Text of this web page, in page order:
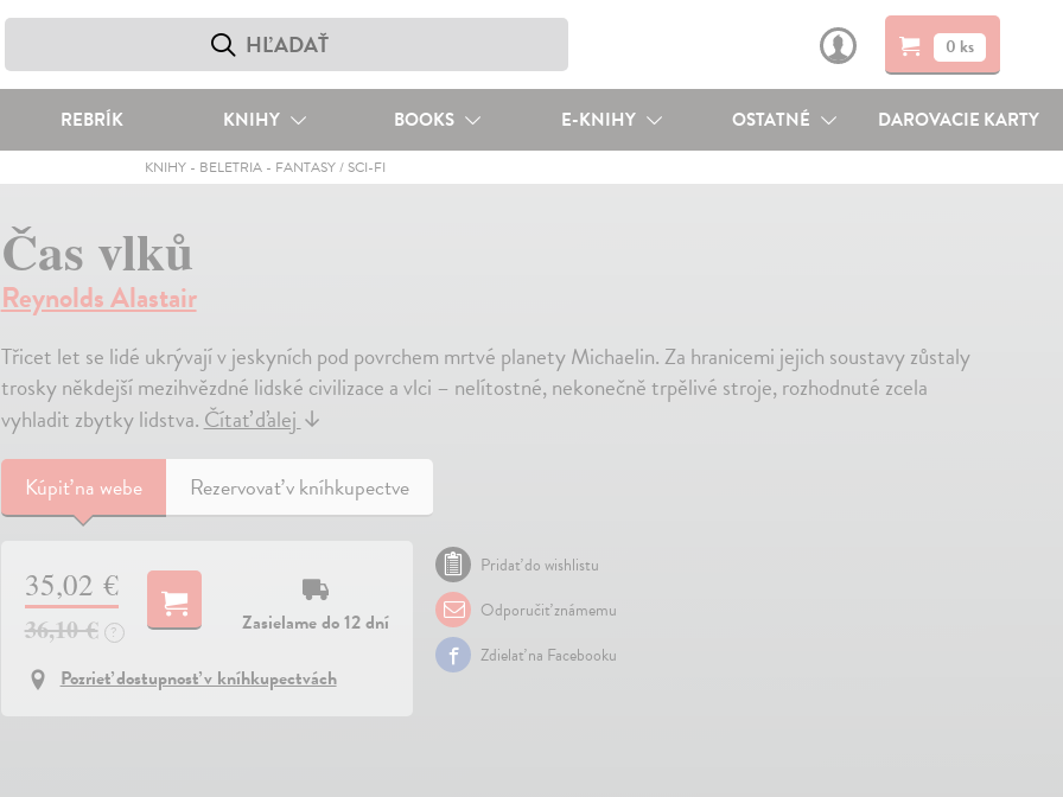
0 ks
REBRÍK KNIHY BOOKS E-KNIHY OSTATNÉ DAROVACIE KARTY
KNIHY - BELETRIA - FANTASY / SCI-FI
Čas vlků
Reynolds Alastair
Třicet let se lidé ukrývají v jeskyních pod povrchem mrtvé planety Michaelin. Za hranicemi jejich soustavy zůstaly
trosky někdejší mezihvězdné lidské civilizace a vlci – nelítostné, nekonečně trpělivé stroje, rozhodnuté zcela
vyhladit zbytky lidstva.Čítať ďalej↓
Kúpiťna webe Rezervovať v kníhkupectve
35,02 €
36,10 € ?
Zasielame do 12 dní
Pozrieť dostupnosť v kníhkupectvách
Pridať do wishlistu
Odporučiť známemu
Zdielať na Facebooku